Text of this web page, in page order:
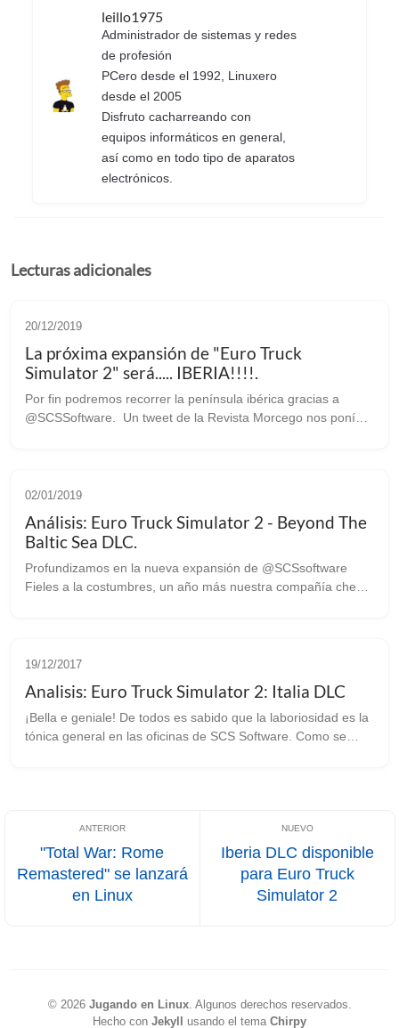
leillo1975
Administrador de sistemas y redes
de profesión
PCero desde el 1992, Linuxero
desde el 2005
Disfruto cacharreando con
equipos informáticos en general,
así como en todo tipo de aparatos
electrónicos.
Lecturas adicionales
20/12/2019
La próxima expansión de "Euro Truck
Simulator 2" será..... IBERIA!!!!.
Por fin podremos recorrer la península ibérica gracias a
@SCSSoftware. Un tweet de la Revista Morcego nos ponía
02/01/2019
Análisis: Euro Truck Simulator 2 - Beyond The
Baltic Sea DLC.
Profundizamos en la nueva expansión de @SCSsoftware
Fieles a la costumbres, un año más nuestra compañía checa
19/12/2017
Analisis: Euro Truck Simulator 2: Italia DLC
¡Bella e geniale! De todos es sabido que la laboriosidad es la
tónica general en las oficinas de SCS Software. Como se
"Total War: Rome
Remastered" se lanzará
en Linux
Iberia DLC disponible
para Euro Truck
Simulator 2
© 2026 Jugando en Linux. Algunos derechos reservados.
Hecho con Jekyll usando el tema Chirpy